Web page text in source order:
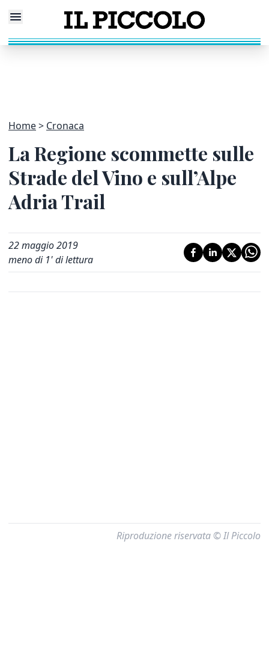
Home Cronaca
La Regione scommette sulle
Strade del Vino e sull’Alpe
Adria Trail
22 maggio 2019
meno di 1' di lettura
Riproduzione riservata © Il Piccolo